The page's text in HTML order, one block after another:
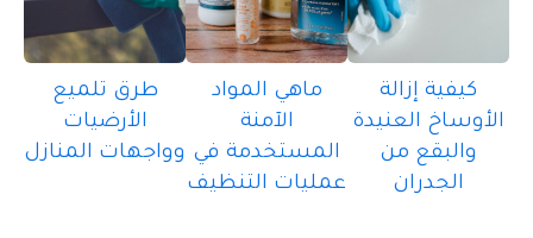
كيفية إزالة
الأوساخ العنيدة
والبقع من
الجدران
ماهي المواد
الآمنة
المستخدمة في
عمليات التنظيف
طرق تلميع
الأرضيات
وواجهات المنازل